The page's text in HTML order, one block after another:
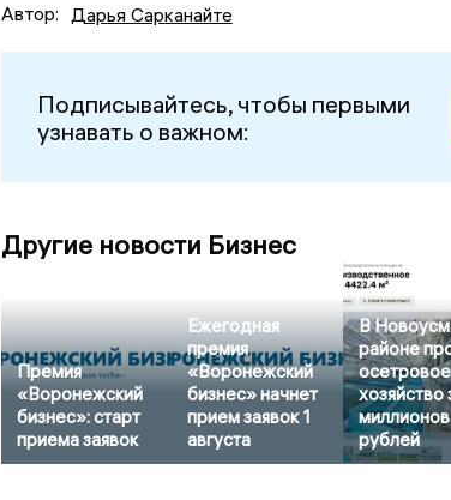
Автор: Дарья Сарканайте
Подписывайтесь, чтобы первыми
узнавать о важном:
Другие новости Бизнес
Премия
«Воронежский
бизнес»: старт
приема заявок
Ежегодная
премия
«Воронежский
бизнес» начнет
прием заявок 1
августа
В
районе
осетровое
хозяйство
миллионов
рублей